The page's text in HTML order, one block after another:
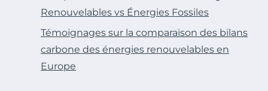
Renouvelables vs Énergies Fossiles
Témoignages sur la comparaison des bilans
carbone des énergies renouvelables en
Europe